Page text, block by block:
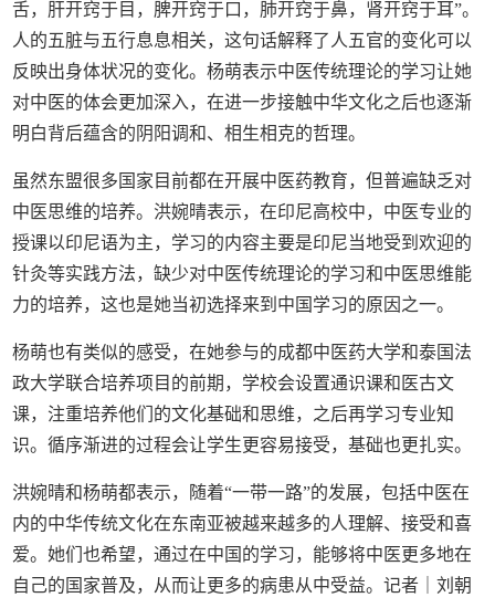
舌，肝开窍于目，脾开窍于口，肺开窍于鼻，肾开窍于耳”。
人的五脏与五行息息相关，这句话解释了人五官的变化可以
反映出身体状况的变化。杨萌表示中医传统理论的学习让她
对中医的体会更加深入，在进一步接触中华文化之后也逐渐
明白背后蕴含的阴阳调和、相生相克的哲理。
虽然东盟很多国家目前都在开展中医药教育，但普遍缺乏对
中医思维的培养。洪婉晴表示，在印尼高校中，中医专业的
授课以印尼语为主，学习的内容主要是印尼当地受到欢迎的
针灸等实践方法，缺少对中医传统理论的学习和中医思维能
力的培养，这也是她当初选择来到中国学习的原因之一。
杨萌也有类似的感受，在她参与的成都中医药大学和泰国法
政大学联合培养项目的前期，学校会设置通识课和医古文
课，注重培养他们的文化基础和思维，之后再学习专业知
识。循序渐进的过程会让学生更容易接受，基础也更扎实。
洪婉晴和杨萌都表示，随着“一带一路”的发展，包括中医在
内的中华传统文化在东南亚被越来越多的人理解、接受和喜
爱。她们也希望，通过在中国的学习，能够将中医更多地在
自己的国家普及，从而让更多的病患从中受益。记者｜刘朝